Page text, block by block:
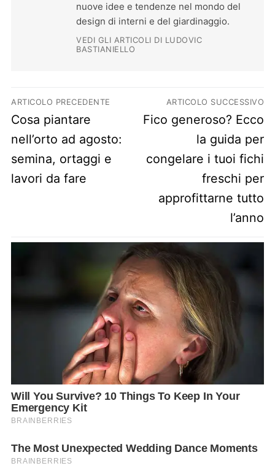
nuove idee e tendenze nel mondo del
design di interni e del giardinaggio.
VEDI GLI ARTICOLI DI LUDOVIC
BASTIANIELLO
Navigazione articoli
ARTICOLO PRECEDENTE
Previous post:
Cosa piantare
nell’orto ad agosto:
semina, ortaggi e
lavori da fare
ARTICOLO SUCCESSIVO
Next post:
Fico generoso? Ecco
la guida per
congelare i tuoi fichi
freschi per
approfittarne tutto
l’anno